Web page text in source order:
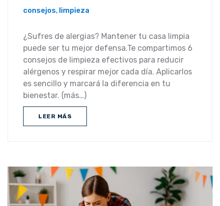
consejos, limpieza
¿Sufres de alergias? Mantener tu casa limpia
puede ser tu mejor defensa.Te compartimos 6
consejos de limpieza efectivos para reducir
alérgenos y respirar mejor cada día. Aplicarlos
es sencillo y marcará la diferencia en tu
bienestar. (más…)
LEER MÁS